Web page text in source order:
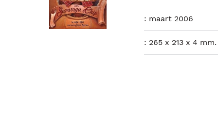
: maart 2006
: 265 x 213 x 4 mm.